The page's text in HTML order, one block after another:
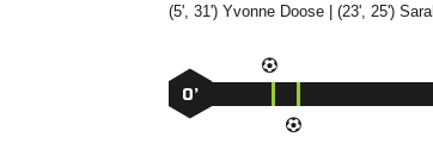
(5', 31') | (23', 25')
0’